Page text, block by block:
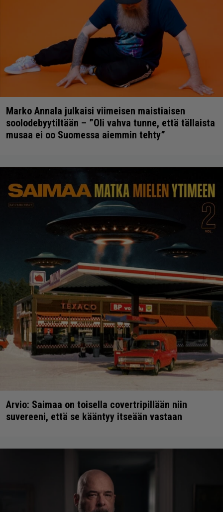
Marko Annala julkaisi viimeisen maistiaisen
soolodebyytiltään – ”Oli vahva tunne, että tällaista
musaa ei oo Suomessa aiemmin tehty”
Arvio: Saimaa on toisella covertripillään niin
suvereeni, että se kääntyy itseään vastaan